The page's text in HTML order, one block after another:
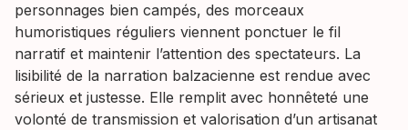
personnages bien campés, des morceaux
humoristiques réguliers viennent ponctuer le fil
narratif et maintenir l’attention des spectateurs. La
lisibilité de la narration balzacienne est rendue avec
sérieux et justesse. Elle remplit avec honnêteté une
volonté de transmission et valorisation d’un artisanat